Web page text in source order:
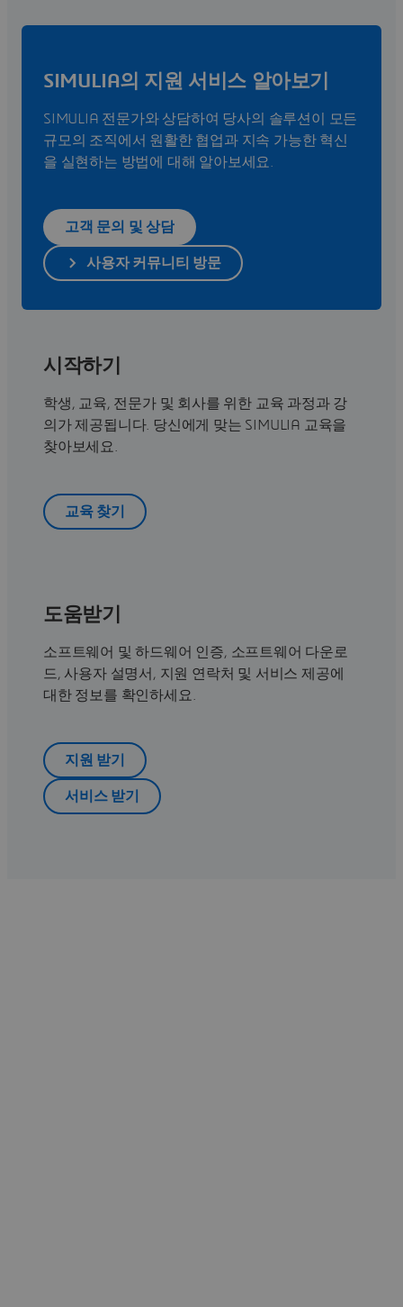
SIMULIA의 지원 서비스 알아보기
SIMULIA 전문가와 상담하여 당사의 솔루션이 모든
규모의 조직에서 원활한 협업과 지속 가능한 혁신
을 실현하는 방법에 대해 알아보세요.
고객 문의 및 상담
사용자 커뮤니티 방문
시작하기
학생, 교육, 전문가 및 회사를 위한 교육 과정과 강
의가 제공됩니다. 당신에게 맞는 SIMULIA 교육을
찾아보세요.
교육 찾기
도움받기
소프트웨어 및 하드웨어 인증, 소프트웨어 다운로
드, 사용자 설명서, 지원 연락처 및 서비스 제공에
대한 정보를 확인하세요.
지원 받기
서비스 받기